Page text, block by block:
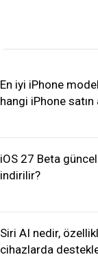
En iyi iPhone
hangi iPhone satın
iOS 27 Beta
indirilir?
Siri AI nedir,
cihazlarda